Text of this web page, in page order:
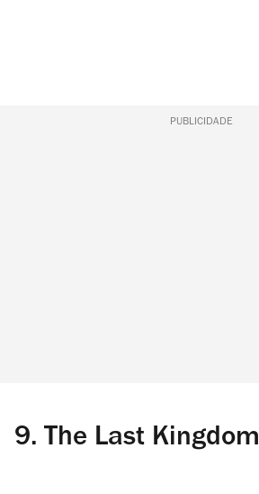
PUBLICIDADE
9. The Last Kingdom